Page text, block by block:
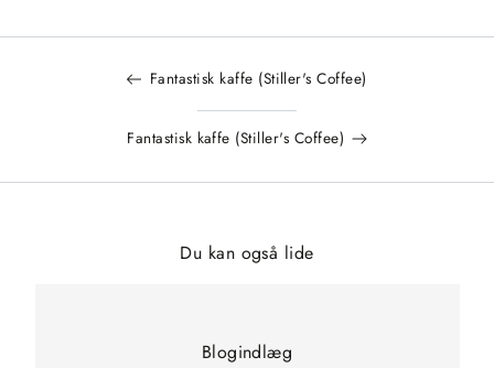
Fantastisk kaffe (Stiller's Coffee)
Fantastisk kaffe (Stiller's Coffee)
Du kan også lide
Blogindlæg